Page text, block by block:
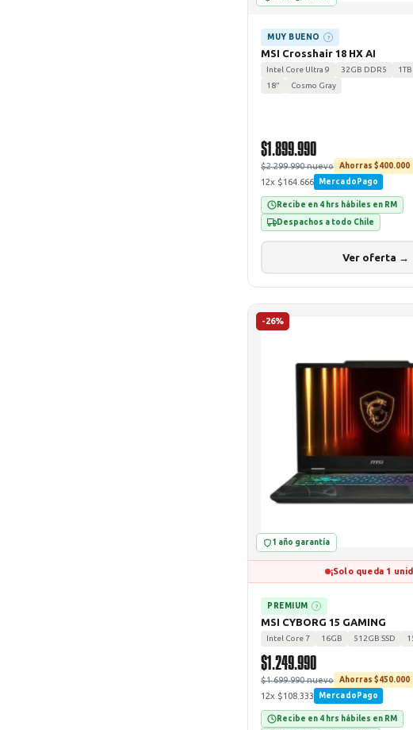
MUY BUENO ?
MSI Crosshair 18 HX AI
Intel Core Ultra 9 32GB DDR5
18"
Cosmo Gray
$1.899.990
$2.299.990 nuevo Ahorras $400.000
12x $164.666 MercadoPago
Recibe en 4 hrs hábiles en RM
Despachos a todo Chile
Ver oferta →
-26%
1 año garantía
¡Solo queda 1
PREMIUM ?
MSI CYBORG 15 GAMING
Intel Core 7 16GB 512GB SSD
$1.249.990
$1.699.990 nuevo Ahorras $450.000
12x $108.333 MercadoPago
Recibe en 4 hrs hábiles en RM